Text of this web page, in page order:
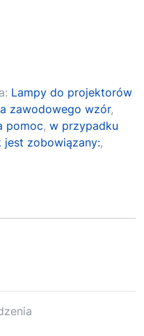
Lampy do projektorów
zawodowego wzór,
pomoc, w przypadku
jest zobowiązany:,